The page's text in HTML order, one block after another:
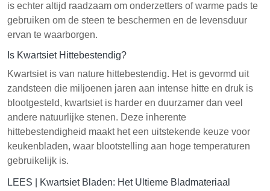
is echter altijd raadzaam om onderzetters of warme pads te
gebruiken om de steen te beschermen en de levensduur
ervan te waarborgen.
Is Kwartsiet Hittebestendig?
Kwartsiet is van nature hittebestendig. Het is gevormd uit
zandsteen die miljoenen jaren aan intense hitte en druk is
blootgesteld, kwartsiet is harder en duurzamer dan veel
andere natuurlijke stenen. Deze inherente
hittebestendigheid maakt het een uitstekende keuze voor
keukenbladen, waar blootstelling aan hoge temperaturen
gebruikelijk is.
LEES |
Kwartsiet Bladen: Het Ultieme Bladmateriaal